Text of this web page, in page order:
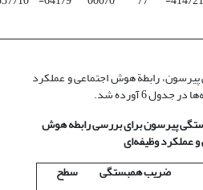
رابطة هوش اجتماعی و عملکرد
6 آورده شد.
پیرسون برای بررسی رابطه هوش
و عملکرد وظیفه‌ای
ضریب همبستگی
سطح